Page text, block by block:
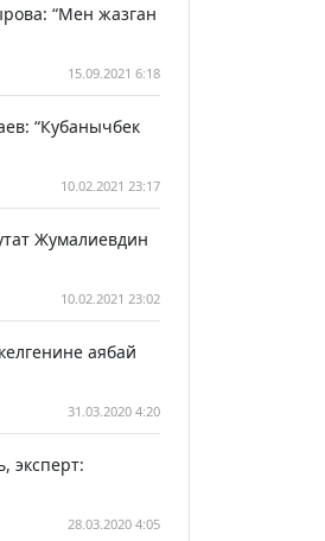
“Мен жазган
15.09.2021 6:18
“Кубанычбек
10.02.2021 23:17
Жумалиевдин
10.02.2021 23:02
аябай
31.03.2020 4:20
эксперт:
28.03.2020 4:05